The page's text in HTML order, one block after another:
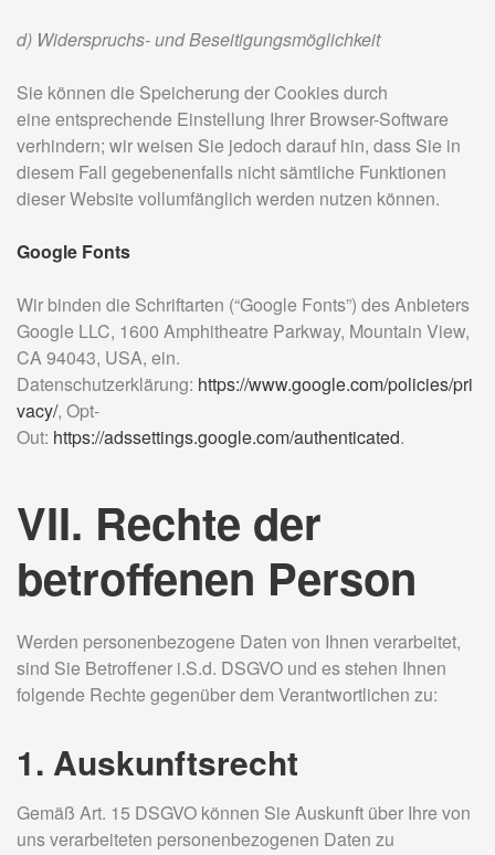
d) Widerspruchs- und Beseitigungsmöglichkeit
Sie können die Speicherung der Cookies durch
eine entsprechende Einstellung Ihrer Browser-Software
verhindern; wir weisen Sie jedoch darauf hin, dass Sie in
diesem Fall gegebenenfalls nicht sämtliche Funktionen
dieser Website vollumfänglich werden nutzen können.
Google Fonts
Wir binden die Schriftarten (“Google Fonts”) des Anbieters
Google LLC, 1600 Amphitheatre Parkway, Mountain View,
CA 94043, USA, ein.
Datenschutzerklärung: https://www.google.com/policies/pri
vacy/, Opt-
Out: https://adssettings.google.com/authenticated.
VII. Rechte der
betroffenen Person
Werden personenbezogene Daten von Ihnen verarbeitet,
sind Sie Betroffener i.S.d. DSGVO und es stehen Ihnen
folgende Rechte gegenüber dem Verantwortlichen zu:
1. Auskunftsrecht
Gemäß Art. 15 DSGVO können Sie Auskunft über Ihre von
uns verarbeiteten personenbezogenen Daten zu